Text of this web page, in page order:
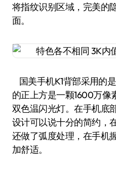
将指纹识别区域，完美的
面。
国美手机K1背部采用的
的正上方是一颗1600万像
双色温闪光灯。在手机底
设计可以说十分的简约，
还做了弧度处理，在手机
加舒适。